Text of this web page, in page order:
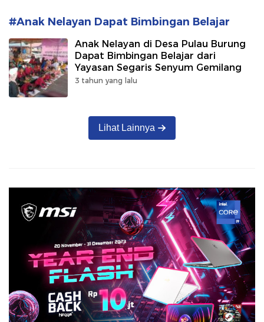
#Anak Nelayan Dapat Bimbingan Belajar
Anak Nelayan di Desa Pulau Burung
Dapat Bimbingan Belajar dari
Yayasan Segaris Senyum Gemilang
3 tahun yang lalu
Lihat Lainnya